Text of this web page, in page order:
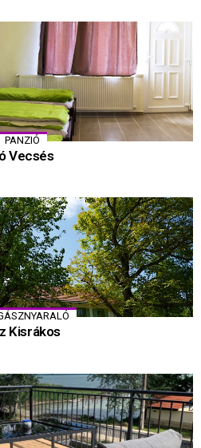
PANZIÓ
Vecsés
Kisrákos